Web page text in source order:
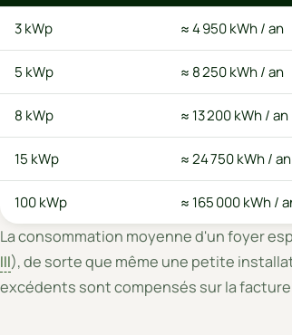
3 kWp ≈ 4 950 kWh / an
5 kWp ≈ 8 250 kWh / an
8 kWp ≈ 13 200 kWh / an
15 kWp ≈ 24 750 kWh / an
100 kWp ≈ 165 000 kWh /
La consommation moyenne d'un foyer
III), de sorte que même une petite
excédents sont compensés sur la